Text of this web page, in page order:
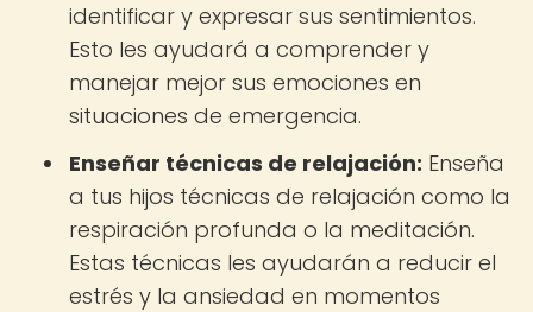
identificar y expresar sus sentimientos.
Esto les ayudará a comprender y
manejar mejor sus emociones en
situaciones de emergencia.
Enseñar técnicas de relajación: Enseña
a tus hijos técnicas de relajación como la
respiración profunda o la meditación.
Estas técnicas les ayudarán a reducir el
estrés y la ansiedad en momentos